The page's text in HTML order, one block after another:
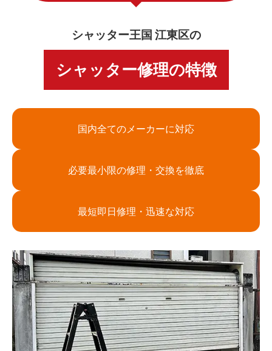
シャッター王国 江東区の
シャッター修理の特徴
国内全てのメーカーに対応
必要最小限の修理・交換を徹底
最短即日修理・迅速な対応